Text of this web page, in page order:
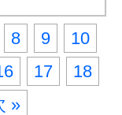
8 9
10
17
18
»